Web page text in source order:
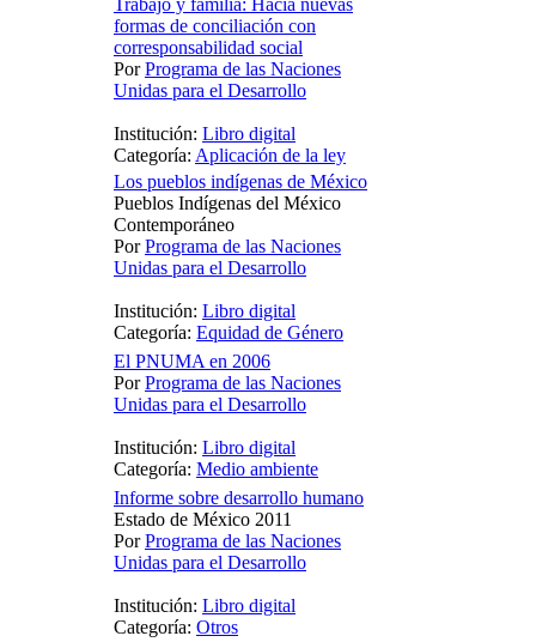
Trabajo y familia: Hacia nuevas
formas de conciliación con
corresponsabilidad social
PorPrograma de las Naciones
Unidas para el Desarrollo
Institución: Libro digital
Categoría: Aplicación de la ley
Los pueblos indígenas de México
Pueblos Indígenas del México
Contemporáneo
PorPrograma de las Naciones
Unidas para el Desarrollo
Institución: Libro digital
Categoría: Equidad de Género
El PNUMA en 2006
PorPrograma de las Naciones
Unidas para el Desarrollo
Institución: Libro digital
Categoría: Medio ambiente
Informe sobre desarrollo humano
Estado de México 2011
PorPrograma de las Naciones
Unidas para el Desarrollo
Institución: Libro digital
Categoría: Otros